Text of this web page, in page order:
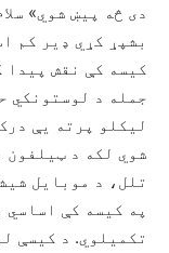
دی څه پیښ شوي»
بشپړ کړي ډیر کم
کیسه کې نقش پيدا
جمله د لوستونکي
لیکلو پرته یې
شوي لکه د ټیلفون
تلل، د موبایل
په کیسه کې
تکمیلوي. د کیسې